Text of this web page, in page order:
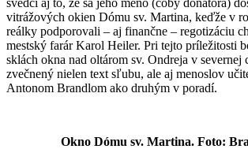
vitrážových okien Dómu sv. Martina, keďže v
reálky podporovali – aj finančne – regotizáciu
mestský farár Karol Heiler. Pri tejto príležitosti
sklách okna nad oltárom sv. Ondreja v severnej
zvečnený nielen text sľubu, ale aj menoslov
Antonom Brandlom ako druhým v poradí.
Okno Dómu sv. Martina. Foto: